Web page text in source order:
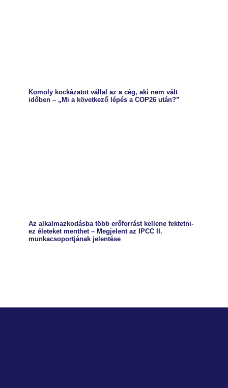
Komoly kockázatot vállal az a cég, aki nem vált
időben – „Mi a következő lépés a COP26 után?”
Az alkalmazkodásba több erőforrást kellene fektetni-
ez életeket menthet – Megjelent az IPCC II.
munkacsoportjának jelentése